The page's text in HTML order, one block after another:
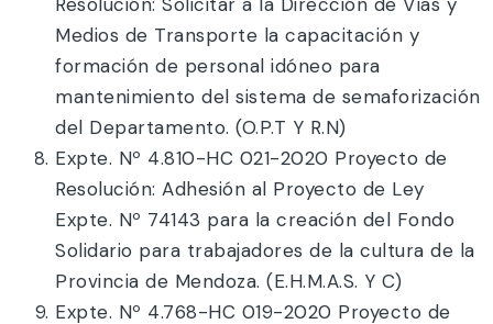
Medios de Transporte la capacitación y
formación de personal idóneo para
mantenimiento del sistema de semaforización
del Departamento. (O.P.T Y R.N)
Expte. Nº 4.810-HC 021-2020 Proyecto de
Resolución: Adhesión al Proyecto de Ley
Expte. Nº 74143 para la creación del Fondo
Solidario para trabajadores de la cultura de la
Provincia de Mendoza. (E.H.M.A.S. Y C)
Expte. Nº 4.768-HC 019-2020 Proyecto de